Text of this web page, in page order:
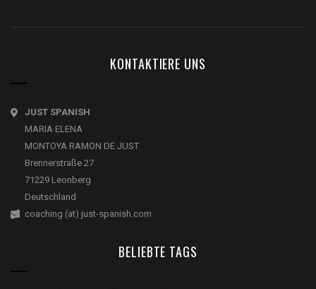
KONTAKTIERE UNS
JUST SPANISH
MARIA ELENA
MONTOYA RAMON DE JUST
Brennerstraße 27
71229 Leonberg
Deutschland
coaching (at) just-spanish.com
BELIEBTE TAGS